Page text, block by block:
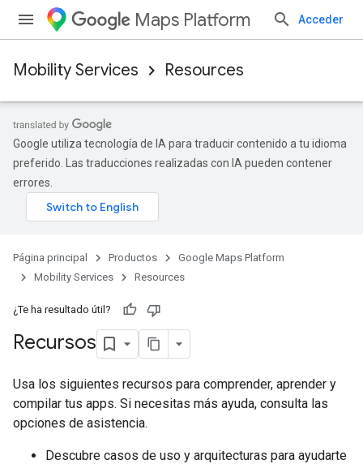
Maps Platform Acceder
Mobility Services Resources
Google utiliza tecnología de IA para traducir contenido a tu idioma
preferido. Las traducciones realizadas con IA pueden contener
errores.
Página principal Productos
Google Maps Platform
Mobility Services
Resources
¿Te ha resultado útil?
Recursos
Usa los siguientes recursos para comprender, aprender y
compilar tus apps. Si necesitas más ayuda, consulta las
opciones de asistencia.
Descubre casos de uso y arquitecturas para ayudarte